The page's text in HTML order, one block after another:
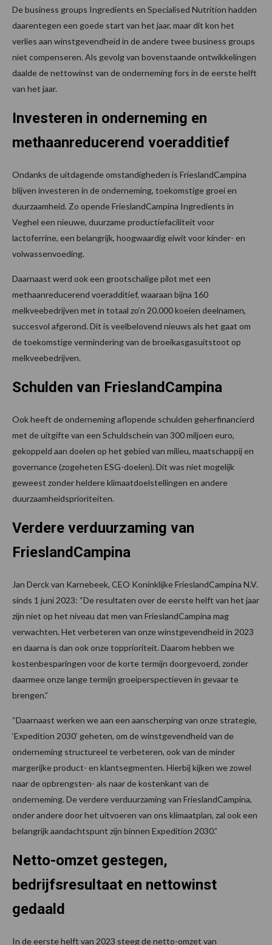
De business groups Ingredients en Specialised Nutrition hadden
daarentegen een goede start van het jaar, maar dit kon het
verlies aan winstgevendheid in de andere twee business groups
niet compenseren. Als gevolg van bovenstaande ontwikkelingen
daalde de nettowinst van de onderneming fors in de eerste helft
van het jaar.
Investeren in onderneming en
methaanreducerend voeradditief
Ondanks de uitdagende omstandigheden is FrieslandCampina
blijven investeren in de onderneming, toekomstige groei en
duurzaamheid. Zo opende FrieslandCampina Ingredients in
Veghel een nieuwe, duurzame productiefaciliteit voor
lactoferrine, een belangrijk, hoogwaardig eiwit voor kinder- en
volwassenvoeding.
Daarnaast werd ook een grootschalige pilot met een
methaanreducerend voeradditief, waaraan bijna 160
melkveebedrijven met in totaal zo’n 20.000 koeien deelnamen,
succesvol afgerond. Dit is veelbelovend nieuws als het gaat om
de toekomstige vermindering van de broeikasgasuitstoot op
melkveebedrijven.
Schulden van FrieslandCampina
Ook heeft de onderneming aflopende schulden geherfinancierd
met de uitgifte van een Schuldschein van 300 miljoen euro,
gekoppeld aan doelen op het gebied van milieu, maatschappij en
governance (zogeheten ESG-doelen). Dit was niet mogelijk
geweest zonder heldere klimaatdoelstellingen en andere
duurzaamheidsprioriteiten.
Verdere verduurzaming van
FrieslandCampina
Jan Derck van Karnebeek, CEO Koninklijke FrieslandCampina N.V.
sinds 1 juni 2023: “De resultaten over de eerste helft van het jaar
zijn niet op het niveau dat men van FrieslandCampina mag
verwachten. Het verbeteren van onze winstgevendheid in 2023
en daarna is dan ook onze topprioriteit. Daarom hebben we
kostenbesparingen voor de korte termijn doorgevoerd, zonder
daarmee onze lange termijn groeiperspectieven in gevaar te
brengen.”
“Daarnaast werken we aan een aanscherping van onze strategie,
‘Expedition 2030’ geheten, om de winstgevendheid van de
onderneming structureel te verbeteren, ook van de minder
margerijke product- en klantsegmenten. Hierbij kijken we zowel
naar de opbrengsten- als naar de kostenkant van de
onderneming. De verdere verduurzaming van FrieslandCampina,
onder andere door het uitvoeren van ons klimaatplan, zal ook een
belangrijk aandachtspunt zijn binnen Expedition 2030.”
Netto-omzet gestegen,
bedrijfsresultaat en nettowinst
gedaald
In de eerste helft van 2023 steeg de netto-omzet van